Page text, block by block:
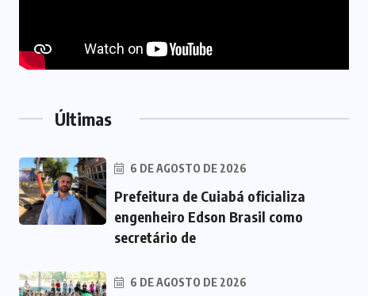
Últimas
6 DE AGOSTO DE 2026
Prefeitura de Cuiabá oficializa
engenheiro Edson Brasil como
secretário de
6 DE AGOSTO DE 2026